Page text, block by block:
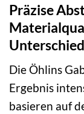
Präzise
Unterschied
Die Öhlins
Ergebnis
basieren auf